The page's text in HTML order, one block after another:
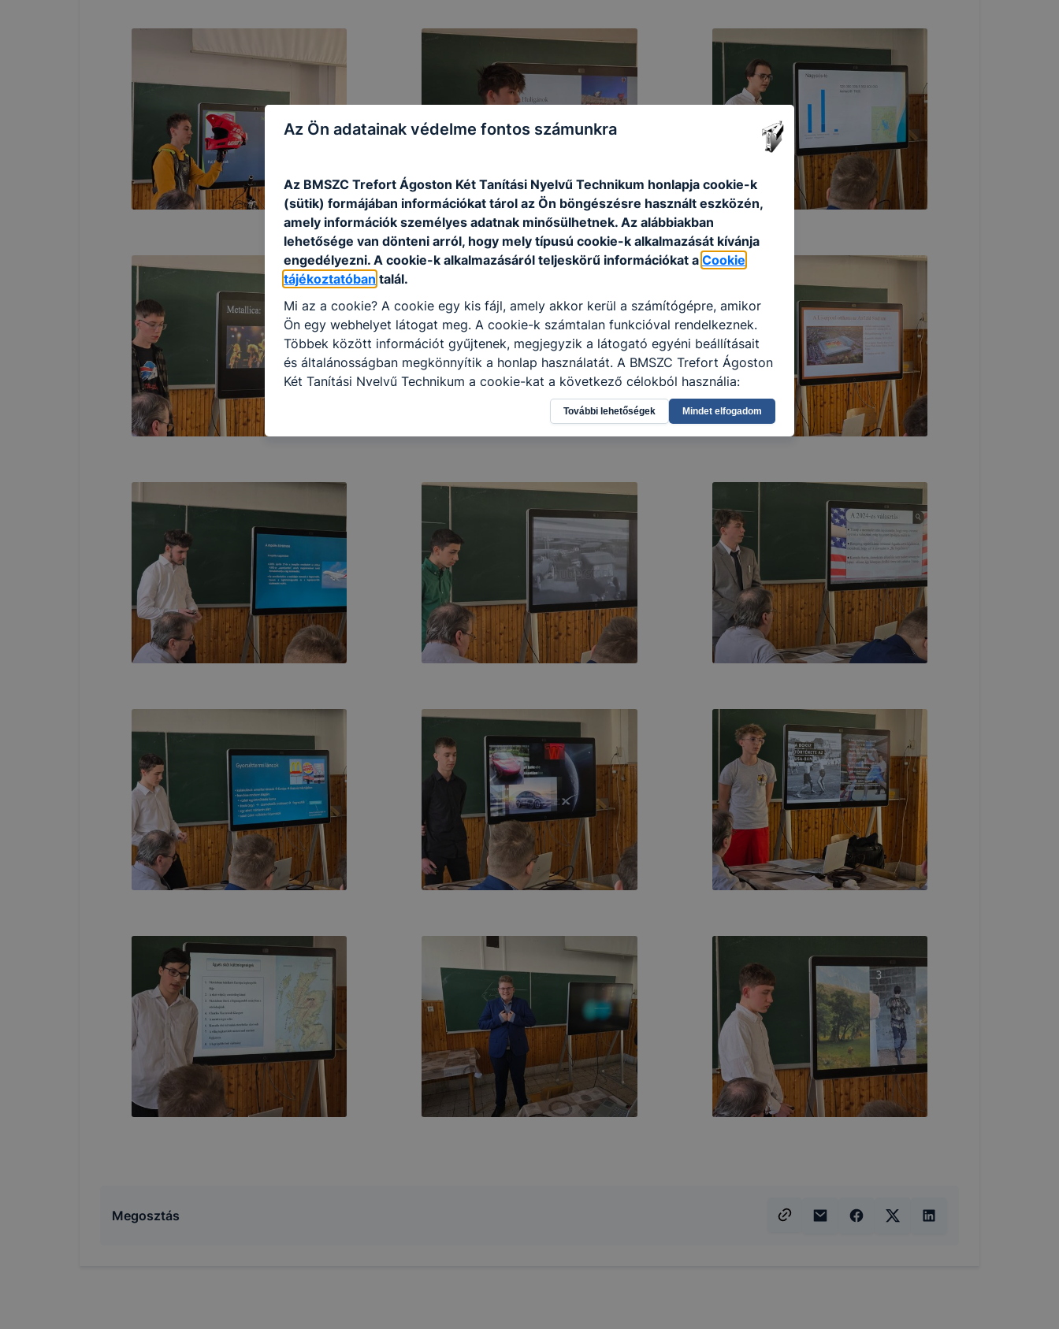
Megosztás
Az Ön adatainak védelme fontos számunkra
Az BMSZC Trefort Ágoston Két Tanítási Nyelvű Technikum honlapja cookie-k
(sütik) formájában információkat tárol az Ön böngészésre használt eszközén,
amely információk személyes adatnak minősülhetnek. Az alábbiakban
lehetősége van dönteni arról, hogy mely típusú cookie-k alkalmazását kívánja
engedélyezni. A cookie-k alkalmazásáról teljeskörű információkat a Cookie
tájékoztatóban talál.
Mi az a cookie? A cookie egy kis fájl, amely akkor kerül a számítógépre, amikor
Ön egy webhelyet látogat meg. A cookie-k számtalan funkcióval rendelkeznek.
Többek között információt gyűjtenek, megjegyzik a látogató egyéni beállításait
és általánosságban megkönnyítik a honlap használatát. A BMSZC Trefort Ágoston
Két Tanítási Nyelvű Technikum a cookie-kat a következő célokból használja:
információ gyűjtése azzal kapcsolatban, hogyan használja Ön a honlapot -annak
felmérésével, hogy a honlap melyik részeit látogatja, vagy használja leginkább,
így megtudhatjuk, hogyan biztosítsunk Önnek még jobb felhasználói élményt, ha
beállításának a változtatását. A legtöbb böngésző alapértelmezettként
automatikusan elfogadja a cookie-kat, de ezek általában megváltoztathatók.
Felhívjuk figyelmét, hogy mivel a cookie-k célja honlapunk használhatóságának és
folyamatainak megkönnyítése vagy lehetővé tétele, a cookie-k alkalmazásának
megakadályozása vagy törlése által előfordulhat, hogy felhasználóink nem
lesznek képesek honlapunk funkcióinak teljes körű használatára, vagy a honlap a
tervezettől eltérően fog működni böngészőjében.
További lehetőségek Mindet elfogadom